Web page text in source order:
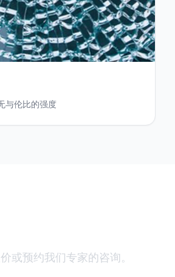
与伦比的强度
或预约我们专家的咨询。